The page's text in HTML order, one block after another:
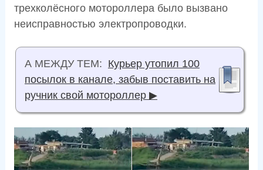
трехколёсного мотороллера было вызвано
неисправностью электропроводки.
А МЕЖДУ ТЕМ: Курьер утопил 100
посылок в канале, забыв поставить на
ручник свой мотороллер ▶